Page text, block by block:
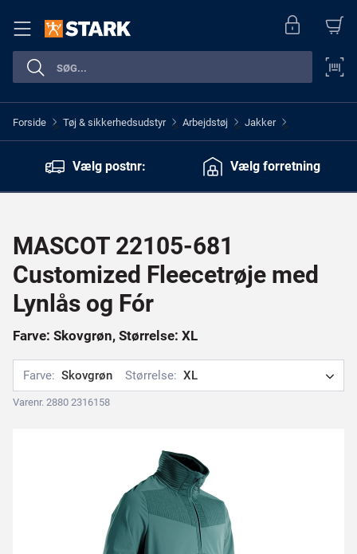
Forside > Tøj & sikkerhedsudstyr > Arbejdstøj > Jakker >
Vælg postnr: Vælg forretning
MASCOT 22105-681
Customized Fleecetrøje med
Lynlås og Fór
Farve: Skovgrøn, Størrelse: XL
Farve: Skovgrøn Størrelse: XL
Varenr. 2880 2316158